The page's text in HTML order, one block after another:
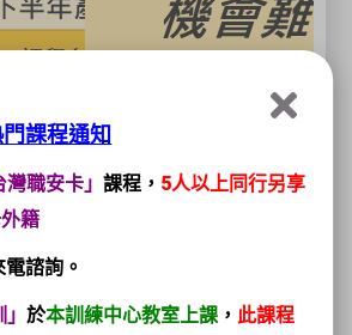
課程通知
職安卡」 課程， 5人以上同行另享
外籍
諮詢。
於本訓練中心教室上課， 此課程